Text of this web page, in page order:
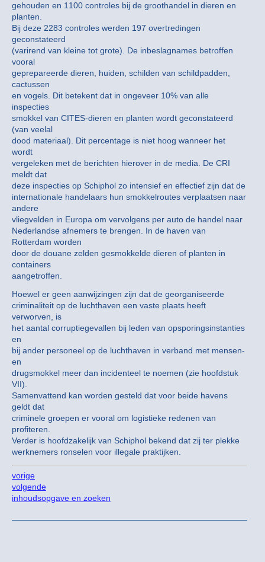
gehouden en 1100 controles bij de groothandel in dieren en
planten.
Bij deze 2283 controles werden 197 overtredingen
geconstateerd
(varirend van kleine tot grote). De inbeslagnames betroffen
vooral
geprepareerde dieren, huiden, schilden van schildpadden,
cactussen
en vogels. Dit betekent dat in ongeveer 10% van alle
inspecties
smokkel van CITES-dieren en planten wordt geconstateerd
(van veelal
dood materiaal). Dit percentage is niet hoog wanneer het
wordt
vergeleken met de berichten hierover in de media. De CRI
meldt dat
deze inspecties op Schiphol zo intensief en effectief zijn dat de
internationale handelaars hun smokkelroutes verplaatsen naar
andere
vliegvelden in Europa om vervolgens per auto de handel naar
Nederlandse afnemers te brengen. In de haven van
Rotterdam worden
door de douane zelden gesmokkelde dieren of planten in
containers
aangetroffen.
Hoewel er geen aanwijzingen zijn dat de georganiseerde
criminaliteit op de luchthaven een vaste plaats heeft
verworven, is
het aantal corruptiegevallen bij leden van opsporingsinstanties
en
bij ander personeel op de luchthaven in verband met mensen-
en
drugsmokkel meer dan incidenteel te noemen (zie hoofdstuk
VII).
Samenvattend kan worden gesteld dat voor beide havens
geldt dat
criminele groepen er vooral om logistieke redenen van
profiteren.
Verder is hoofdzakelijk van Schiphol bekend dat zij ter plekke
werknemers ronselen voor illegale praktijken.
vorige
volgende
inhoudsopgave en zoeken